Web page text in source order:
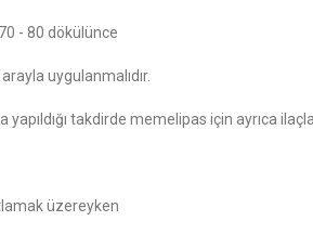
- 80 dökülünce
uygulanmalıdır.
takdirde memelipas için ayrıca
üzereyken